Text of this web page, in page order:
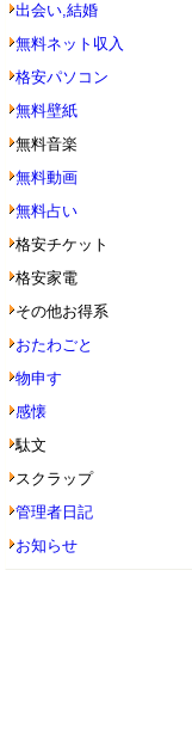
出会い,結婚
無料ネット収入
格安パソコン
無料壁紙
無料音楽
無料動画
無料占い
格安チケット
格安家電
その他お得系
おたわごと
物申す
感懐
駄文
スクラップ
管理者日記
お知らせ